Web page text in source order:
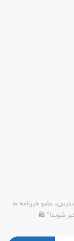
عضو خبرنامه ما
شوید!" 🛍️